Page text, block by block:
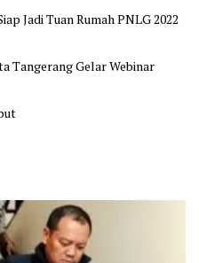
Jadi Tuan Rumah PNLG 2022
Tangerang Gelar Webinar